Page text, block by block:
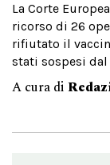
La Corte
ricorso di 26
rifiutato il
stati sospesi
A cura di